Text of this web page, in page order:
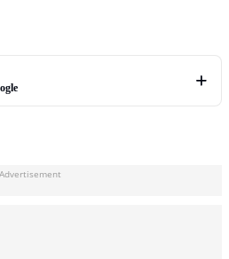
Advertisement